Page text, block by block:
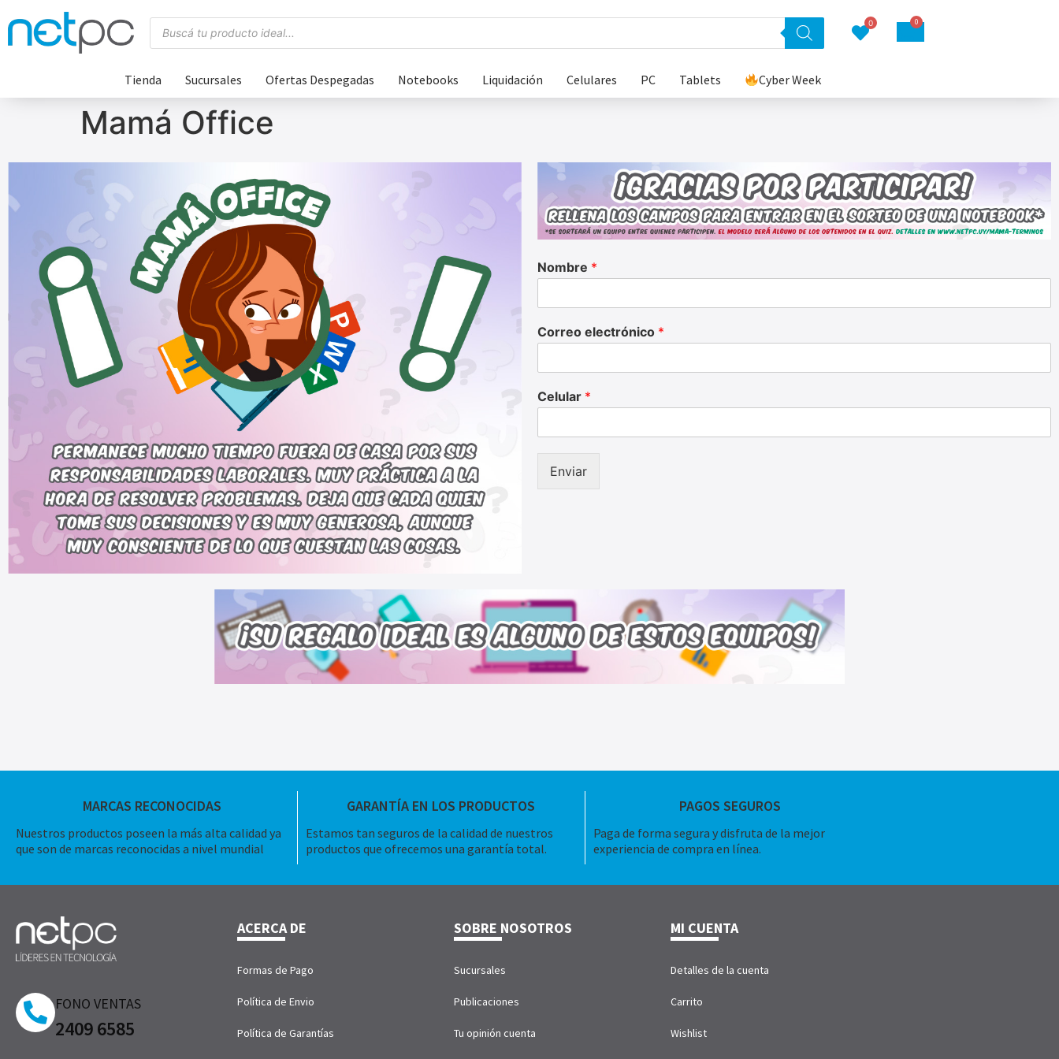
0 0
Tienda Sucursales Ofertas Despegadas Notebooks Liquidación Celulares PC Tablets Cyber Week
Mamá Office
Nombre *
Correo electrónico *
Celular *
Enviar
MARCAS RECONOCIDAS
Nuestros productos poseen la más alta calidad ya
que son de marcas reconocidas a nivel mundial
GARANTÍA EN LOS PRODUCTOS
Estamos tan seguros de la calidad de nuestros
productos que ofrecemos una garantía total.
PAGOS SEGUROS
Paga de forma segura y disfruta de la mejor
experiencia de compra en línea.
FONO VENTAS
2409 6585
ACERCA DE
Formas de Pago
Política de Envio
Política de Garantías
SOBRE NOSOTROS
Sucursales
Publicaciones
Tu opinión cuenta
MI CUENTA
Detalles de la cuenta
Carrito
Wishlist